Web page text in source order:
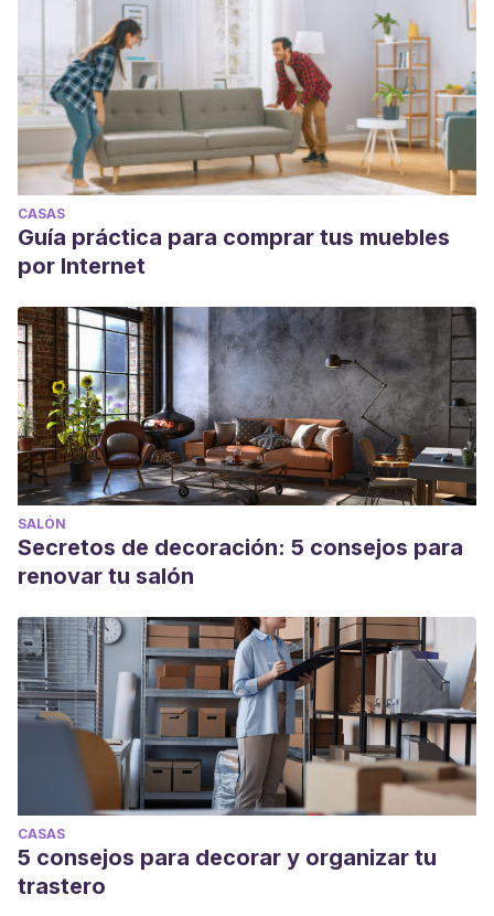
CASAS
Guía práctica para comprar tus muebles
por Internet
SALÓN
Secretos de decoración: 5 consejos para
renovar tu salón
CASAS
5 consejos para decorar y organizar tu
trastero